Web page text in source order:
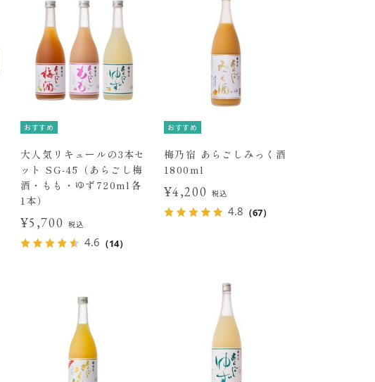
おすすめ
大人気リキュールの3本セ
ット SG-45（あらごし梅
酒・もも・ゆず720ml各
1本）
¥5,700 税込
4.6 （14）
おすすめ
梅乃宿 あらごしみっく酒
1800ml
¥4,200 税込
4.8 （67）